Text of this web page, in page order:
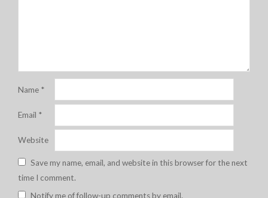
Name *
Email *
Website
Save my name, email, and website in this browser for the next
time I comment.
Notify me of follow-up comments by email.